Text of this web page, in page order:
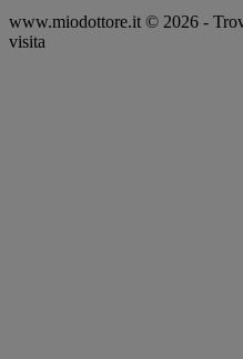
www.miodottore.it © 2026 -
visita